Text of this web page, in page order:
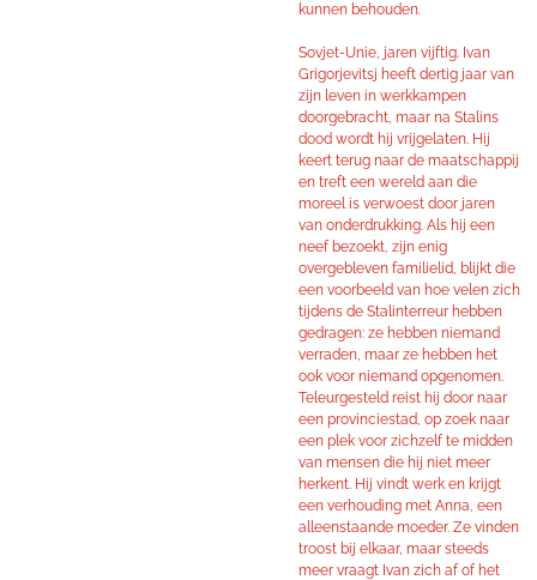
kunnen behouden.
Sovjet-Unie, jaren vijftig. Ivan
Grigorjevitsj heeft dertig jaar van
zijn leven in werkkampen
doorgebracht, maar na Stalins
dood wordt hij vrijgelaten. Hij
keert terug naar de maatschappij
en treft een wereld aan die
moreel is verwoest door jaren
van onderdrukking. Als hij een
neef bezoekt, zijn enig
overgebleven familielid, blijkt die
een voorbeeld van hoe velen zich
tijdens de Stalinterreur hebben
gedragen: ze hebben niemand
verraden, maar ze hebben het
ook voor niemand opgenomen.
Teleurgesteld reist hij door naar
een provinciestad, op zoek naar
een plek voor zichzelf te midden
van mensen die hij niet meer
herkent. Hij vindt werk en krijgt
een verhouding met Anna, een
alleenstaande moeder. Ze vinden
troost bij elkaar, maar steeds
meer vraagt Ivan zich af of het